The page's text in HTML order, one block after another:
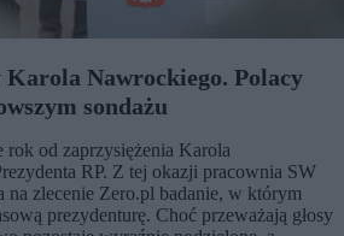
Nawrockiego. Polacy
sondażu
rok od zaprzysiężenia Karola
RP. Z tej okazji pracownia SW
na zlecenie Zero.pl badanie, w którym
prezydenturę. Choć przeważają głosy